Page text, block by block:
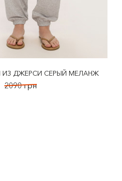
ИЗ ДЖЕРСИ СЕРЫЙ МЕЛАНЖ
2090 грн